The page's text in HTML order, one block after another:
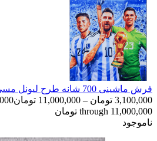
فرش ماشینی 700 شانه طرح لیونل مسی افرند کد 400310
3,100,000 تومان –
11,000,000 تومان
through 11,000,000 تومان
ناموجود